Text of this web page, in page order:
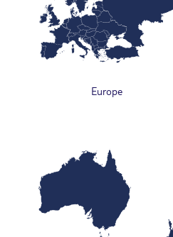
Europe